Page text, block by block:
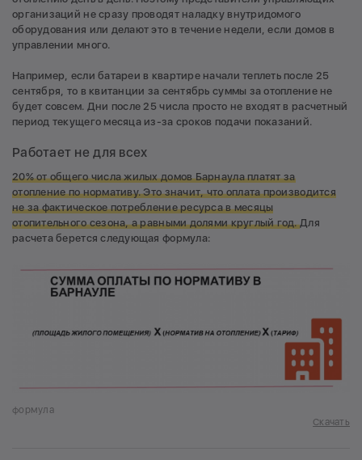
организаций не сразу проводят наладку внутридомого
оборудования или делают это в течение недели, если домов в
управлении много.
Например, если батареи в квартире начали теплеть после 25
сентября, то в квитанции за сентябрь суммы за отопление не
будет совсем. Дни после 25 числа просто не входят в расчетный
период текущего месяца из-за сроков подачи показаний.
Работает не для всех
20% от общего числа жилых домов Барнаула платят за
отопление по нормативу. Это значит, что оплата производится
не за фактическое потребление ресурса в месяцы
отопительного сезона, а равными долями круглый год.Для
расчета берется следующая формула:
формула
Скачать